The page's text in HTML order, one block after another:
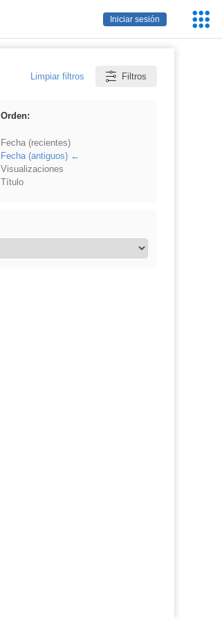
Iniciar sesión
Limpiar filtros Filtros
Orden:
Fecha (recientes)
Fecha (antiguos)
Visualizaciones
Título